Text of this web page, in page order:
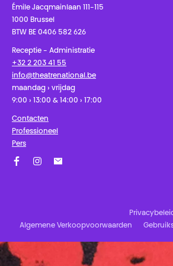
Émile Jacqmainlaan 111-115
1000 Brussel
BTW BE 0406 582 626
Receptie - Administratie
+32 2 203 41 55
info@theatrenational.be
maandag › vrijdag
9:00 › 13:00 & 14:00 › 17:00
Contacten
Professioneel
Pers
Algemene Verkoopvoorwaarden